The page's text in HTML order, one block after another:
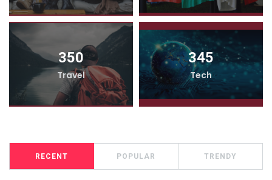
350
Travel
345
Tech
RECENT POPULAR TRENDY